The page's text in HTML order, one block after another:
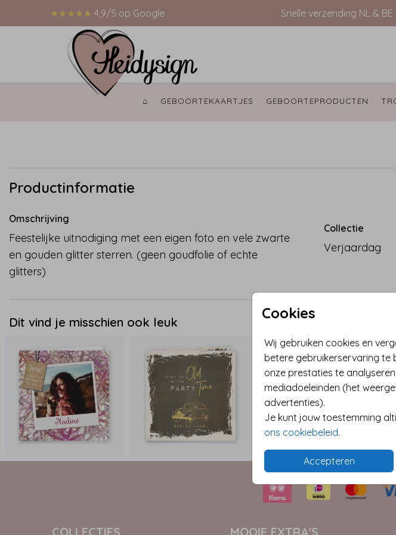
★★★★★ 4,9/5 op Google Snelle verzending NL & BE
⌂ GEBOORTEKAARTJES GEBOORTEPRODUCTEN
Cookies
Wij gebruiken cookies en
betere gebruikerservaring te
onze prestaties te
mediadoeleinden (het
advertenties).
Je kunt jouw toestemming
ons cookiebeleid.
Accepteren
Productinformatie
Omschrijving
Feestelijke uitnodiging met een eigen foto en vele zwarte
en gouden glitter sterren. (geen goudfolie of echte
glitters)
Collectie
Verjaardag
Dit vind je misschien ook leuk
COLLECTIES MOOIE EXTRA'S